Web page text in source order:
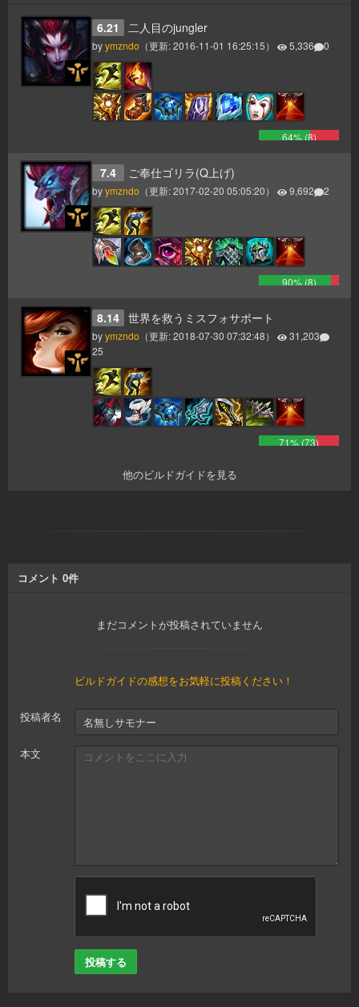
6.21 二人目のjungler
byymzndo （更新:2016-11-01 16:25:15） 5,336 0
64% (8)
7.4 ご奉仕ゴリラ(Q上げ)
byymzndo （更新:2017-02-20 05:05:20） 9,692 2
90% (8)
8.14 世界を救うミスフォサポート
byymzndo （更新:2018-07-30 07:32:48）
31,203
25
71% (73)
他のビルドガイドを見る
コメント 0件
まだコメントが投稿されていません
ビルドガイドの感想をお気軽に投稿ください！
投稿者名
本文
投稿する